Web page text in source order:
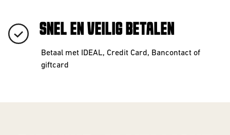
SNEL EN VEILIG BETALEN
Betaal met IDEAL, Credit Card, Bancontact of
giftcard